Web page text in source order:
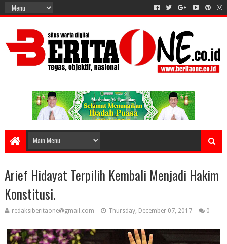
Arief Hidayat Terpilih Kembali Menjadi Hakim
Konstitusi.
redaksiberitaone@gmail.com Thursday, December 07, 2017 0